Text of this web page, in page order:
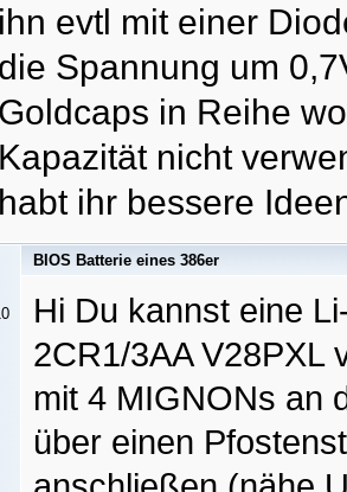
ihn evtl mit einer
die Spannung um
Goldcaps in Reihe
Kapazität nicht
habt ihr bessere
BIOS Batterie eines 386er
Hi Du kannst eine
2CR1/3AA V28PXL
mit 4 MIGNONs an
über einen